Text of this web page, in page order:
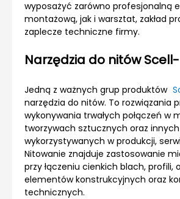
wyposażyć zarówno profesjonalną
montażową, jak i warsztat, zakład
zaplecze techniczne firmy.
Narzędzia do nitów
Jedną z ważnych grup produktów
narzędzia do nitów. To rozwiązania
wykonywania trwałych połączeń w
tworzywach sztucznych oraz
wykorzystywanych w produkcji,
Nitowanie znajduje zastosowanie
przy łączeniu cienkich blach, profili,
elementów konstrukcyjnych oraz
technicznych.